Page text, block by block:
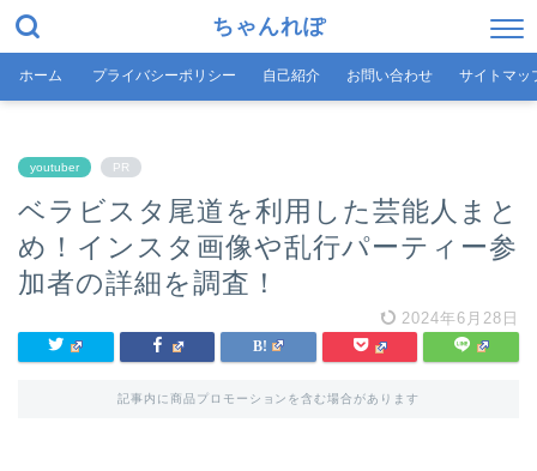
ちゃんれぽ
ホーム プライバシーポリシー 自己紹介 お問い合わせ サイトマッ
youtuber PR
ベラビスタ尾道を利用した芸能人まと
め！インスタ画像や乱行パーティー参
加者の詳細を調査！
2024年6月28日
記事内に商品プロモーションを含む場合があります